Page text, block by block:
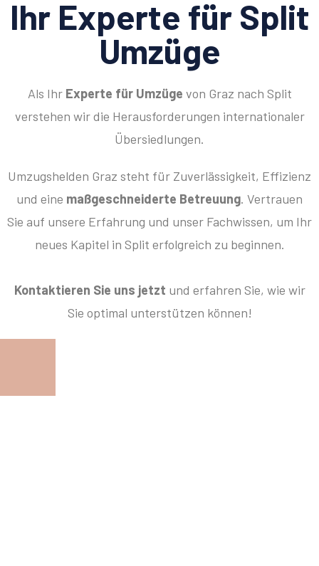
Ihr Experte für Split
Umzüge
Als Ihr Experte für Umzüge von Graz nach Split
verstehen wir die Herausforderungen internationaler
Übersiedlungen.
Umzugshelden Graz steht für Zuverlässigkeit, Effizienz
und eine maßgeschneiderte Betreuung. Vertrauen
Sie auf unsere Erfahrung und unser Fachwissen, um Ihr
neues Kapitel in Split erfolgreich zu beginnen.
Kontaktieren Sie uns jetzt und erfahren Sie, wie wir
Sie optimal unterstützen können!